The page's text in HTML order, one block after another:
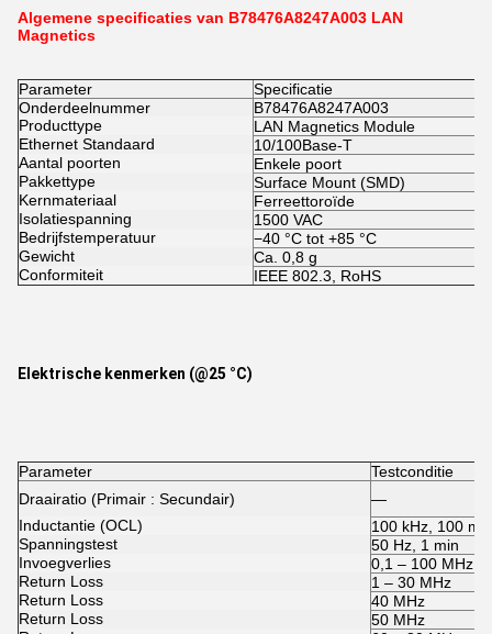
Algemene specificaties van B78476A8247A003 LAN
Magnetics
Parameter
Specificatie
Onderdeelnummer
B78476A8247A003
Producttype
LAN Magnetics Module
Ethernet Standaard
10/100Base-T
Aantal poorten
Enkele poort
Pakkettype
Surface Mount (SMD)
Kernmateriaal
Ferreettoroïde
Isolatiespanning
1500 VAC
Bedrijfstemperatuur
−40 °C tot +85 °C
Gewicht
Ca. 0,8 g
Conformiteit
IEEE 802.3, RoHS
Elektrische kenmerken (@25 °C)
Parameter
Testconditie
Draairatio (Primair : Secundair)
—
Inductantie (OCL)
100 kHz, 100
Spanningstest
50 Hz, 1 min
Invoegverlies
0,1 – 100 MHz
Return Loss
1 – 30 MHz
Return Loss
40 MHz
Return Loss
50 MHz